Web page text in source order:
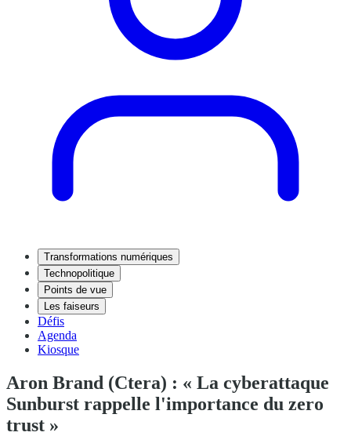
Transformations numériques
Technopolitique
Points de vue
Les faiseurs
Défis
Agenda
Kiosque
Aron Brand (Ctera) : « La cyberattaque
Sunburst rappelle l'importance du zero
trust »